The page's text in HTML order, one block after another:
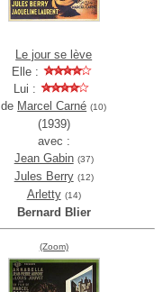
Le jour se lève
Elle :
Lui :
de Marcel Carné (10)
(1939)
avec :
Jean Gabin (37)
Jules Berry (12)
Arletty (14)
Bernard Blier
(Zoom)